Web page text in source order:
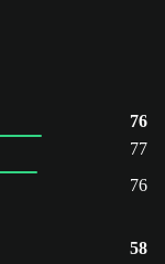
76
77
76
58